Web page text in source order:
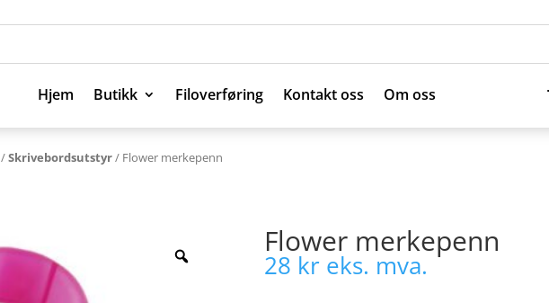
Hjem Butikk Filoverføring Kontakt oss Om oss
Hjem Butikk Filoverføring Kontakt oss Om oss
/Skrivebordsutstyr/ Flower merkepenn
Flower merkepenn
28 kr eks. mva.